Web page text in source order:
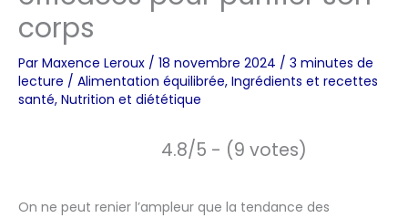
corps
Par Maxence Leroux / 18 novembre 2024 / 3 minutes de
lecture / Alimentation équilibrée, Ingrédients et recettes
santé, Nutrition et diététique
4.8/5 - (9 votes)
On ne peut renier l’ampleur que la tendance des